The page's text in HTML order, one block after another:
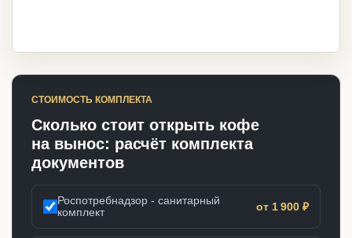
СТОИМОСТЬ КОМПЛЕКТА
Сколько стоит открыть кофе
на вынос: расчёт комплекта
документов
Роспотребнадзор - санитарный
комплект
от 1 900 ₽